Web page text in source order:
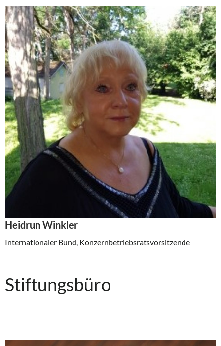
Heidrun Winkler
Internationaler Bund, Konzernbetriebsratsvorsitzende
Stiftungsbüro